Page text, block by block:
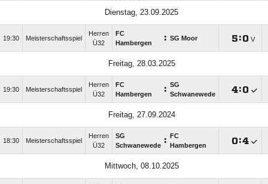
Dienstag, 23.09.2025
19:30 Meisterschaftsspiel
Herren
Ü32
FC
Hambergen
: SG Moor : V
Freitag, 28.03.2025
19:30 Meisterschaftsspiel
Herren
Ü32
FC
Hambergen
: SG
Schwanewede
:
Freitag, 27.09.2024
18:30 Meisterschaftsspiel
Herren
Ü32
SG
Schwanewede :
FC
Hambergen
:
Mittwoch, 08.10.2025